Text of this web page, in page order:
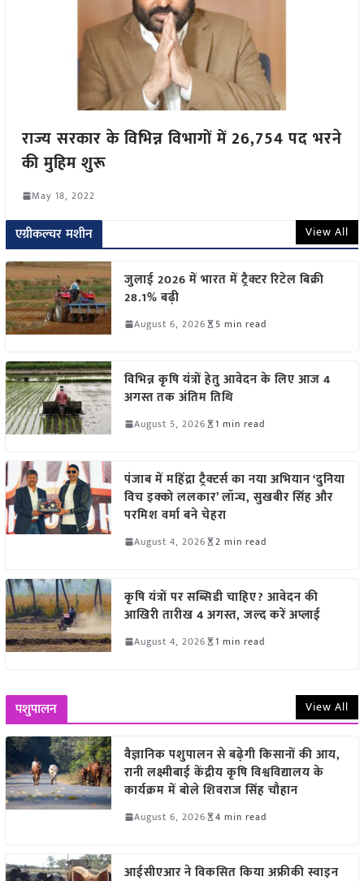
राज्य सरकार के विभिन्न विभागों में 26,754 पद भरने
की मुहिम शुरू
May 18, 2022
एग्रीकल्चर मशीन View All
जुलाई 2026 में भारत में ट्रैक्टर रिटेल बिक्री
28.1% बढ़ी
August 6, 2026 5 min read
विभिन्न कृषि यंत्रों हेतु आवेदन के लिए आज 4
अगस्त तक अंतिम तिथि
August 5, 2026 1 min read
पंजाब में महिंद्रा ट्रैक्टर्स का नया अभियान ‘दुनिया
विच इक्को ललकार’ लॉन्च, सुखबीर सिंह और
परमिश वर्मा बने चेहरा
August 4, 2026 2 min read
कृषि यंत्रों पर सब्सिडी चाहिए? आवेदन की
आखिरी तारीख 4 अगस्त, जल्द करें अप्लाई
August 4, 2026 1 min read
पशुपालन View All
वैज्ञानिक पशुपालन से बढ़ेगी किसानों की आय,
रानी लक्ष्मीबाई केंद्रीय कृषि विश्वविद्यालय के
कार्यक्रम में बोले शिवराज सिंह चौहान
August 6, 2026 4 min read
आईसीएआर ने विकसित किया अफ्रीकी स्वाइन